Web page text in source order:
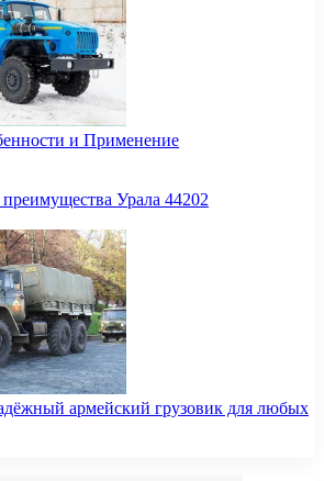
и Применение
Урала 44202
армейский грузовик для любых